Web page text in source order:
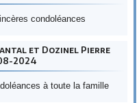
condoléances
et Dozinel Pierre
2024
à toute la famille